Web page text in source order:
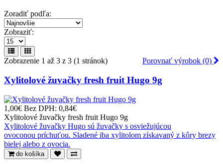
Zoradiť podľa:
Zobraziť:
Zobrazenie 1 až 3 z 3 (1 stránok) Porovnať výrobok (0)
Xylitolové žuvačky fresh fruit Hugo 9g
1,00€ Bez DPH: 0,84€
Xylitolové žuvačky fresh fruit Hugo 9g
Xylitolové žuvačky Hugo sú žuvačky s osviežujúcou
ovoconou príchuťou. Sladené iba xylitolom získavaný z kôry brezy
bielej alebo z ovocia.
do košíka